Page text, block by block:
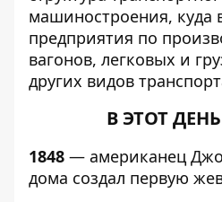
машиностроения, куда
предприятия по
вагонов, легковых и
других видов
В ЭТОТ
1848 — американец
дома создал первую